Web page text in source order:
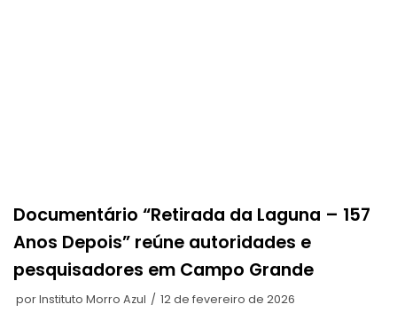
Documentário “Retirada da Laguna – 157
Anos Depois” reúne autoridades e
pesquisadores em Campo Grande
porInstituto Morro Azul 12 de fevereiro de 2026